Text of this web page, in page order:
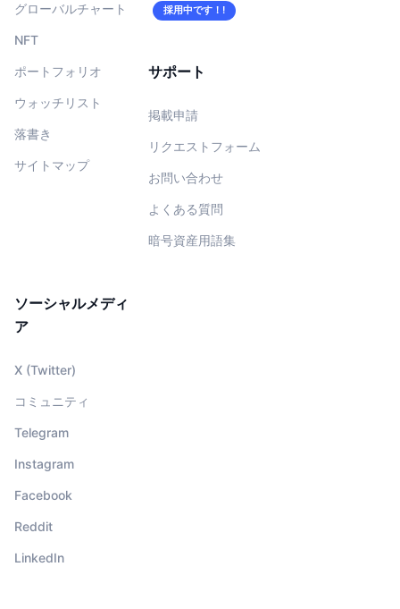
グローバルチャート
NFT
ポートフォリオ
ウォッチリスト
落書き
サイトマップ
採用中です！!
サポート
掲載申請
リクエストフォーム
お問い合わせ
よくある質問
暗号資産用語集
ソーシャルメディ
ア
X (Twitter)
コミュニティ
Telegram
Instagram
Facebook
Reddit
LinkedIn